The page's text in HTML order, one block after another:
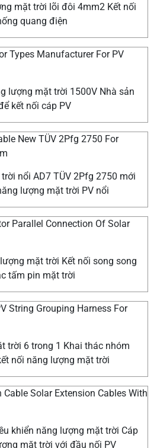
mặt trời lõi đôi 4mm2 Kết nối
quang điện
lượng mặt trời 1500V Nhà sản
kết nối cáp PV
nổi AD7 TÜV 2Pfg 2750 mới
lượng mặt trời PV nổi
mặt trời Kết nối song song
tấm pin mặt trời
trời 6 trong 1 Khai thác nhóm
nối năng lượng mặt trời
khiển năng lượng mặt trời Cáp
mặt trời với đầu nối PV